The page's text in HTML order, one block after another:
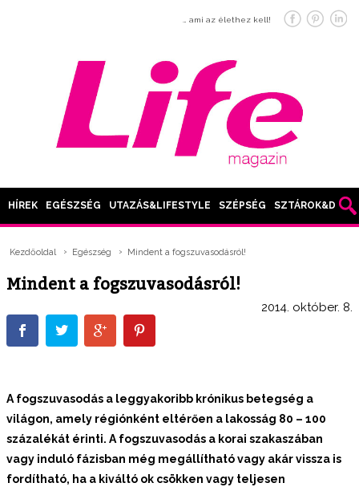
… ami az élethez kell!
HÍREK EGÉSZSÉG UTAZÁS&LIFESTYLE SZÉPSÉG SZTÁROK&DIVAT
Kezdőoldal Egészség Mindent a fogszuvasodásról!
Mindent a fogszuvasodásról!
2014. október. 8.
A fogszuvasodás a leggyakoribb krónikus betegség a
világon, amely régiónként eltérően a lakosság 80 – 100
százalékát érinti. A fogszuvasodás a korai szakaszában
vagy induló fázisban még megállítható vagy akár vissza is
fordítható, ha a kiváltó ok csökken vagy teljesen